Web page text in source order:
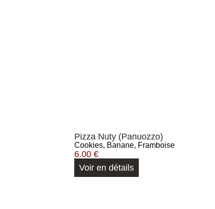
Pizza Nuty (Panuozzo)
Cookies, Banane, Framboise
6.00 €
Voir en détails